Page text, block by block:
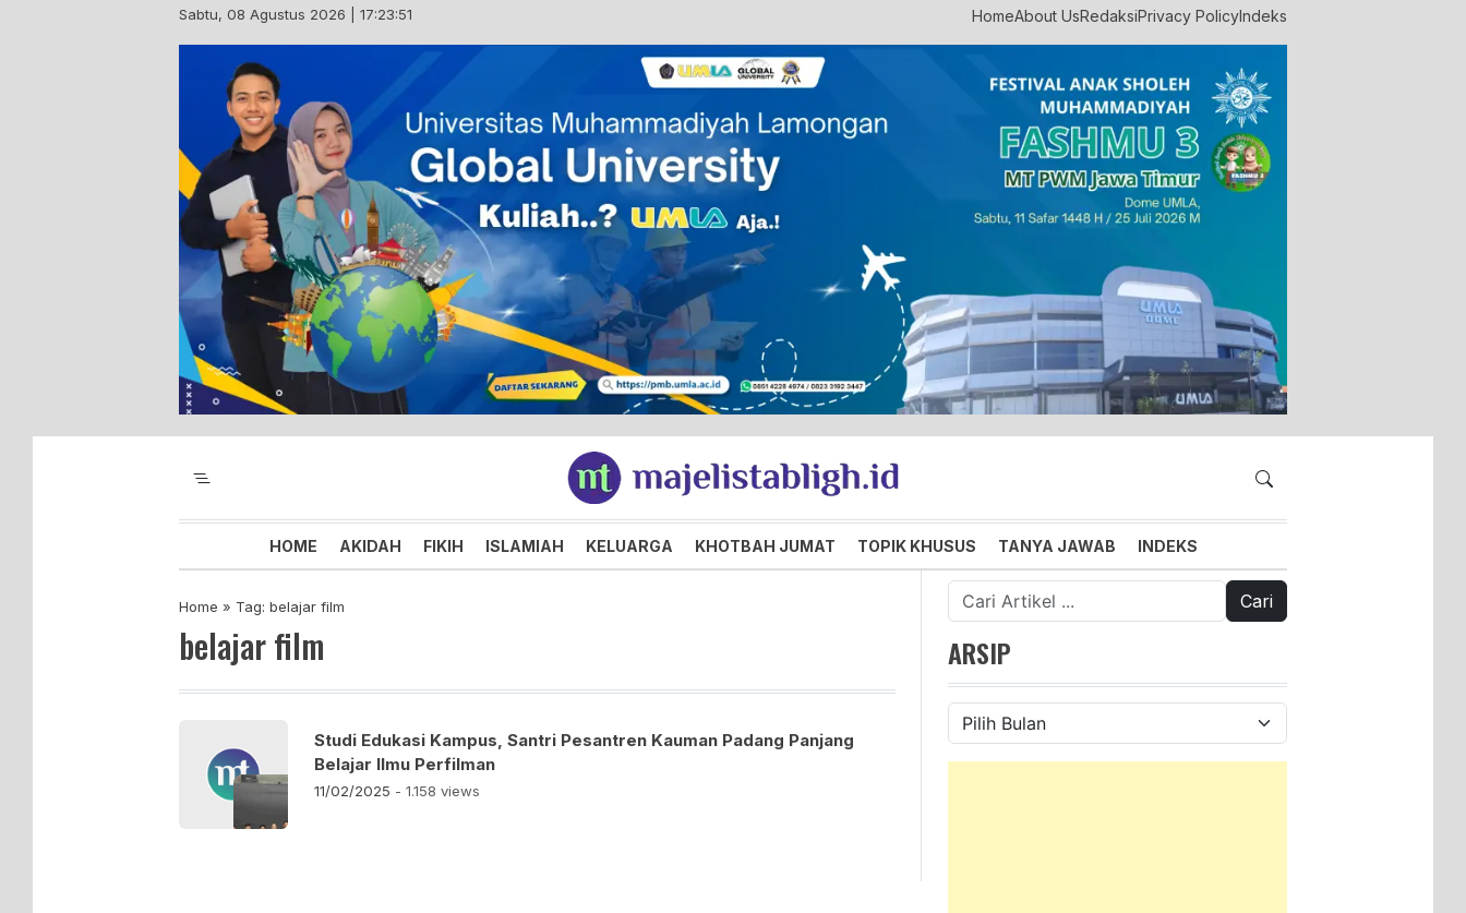
Sabtu, 08 Agustus 2026 | 17:23:52 HomeAbout UsRedaksiPrivacy PolicyIndeks
Majelis Tabligh Muhammadiyah
Syiar Dakwah Islam Berkemajuan dan Menggembirakan
HOME AKIDAH FIKIH ISLAMIAH KELUARGA KHOTBAH JUMAT TOPIK KHUSUS TANYA JAWAB INDEKS
Home » Tag: belajar film
belajar film
Studi Edukasi Kampus, Santri Pesantren Kauman Padang Panjang
Belajar Ilmu Perfilman
11/02/2025 - 1.158 views
Cari
untuk:
ARSIP
Arsip